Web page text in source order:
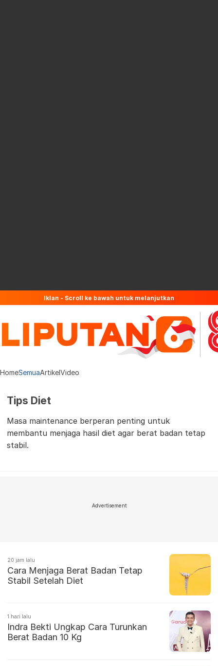
Iklan - Scroll ke bawah untuk melanjutkan
HomeSemuaArtikelVideo
Tips Diet
Masa maintenance berperan penting untuk
membantu menjaga hasil diet agar berat badan tetap
stabil.
Advertisement
20 jam lalu
Cara Menjaga Berat Badan Tetap
Stabil Setelah Diet
1 hari lalu
Indra Bekti Ungkap Cara Turunkan
Berat Badan 10 Kg